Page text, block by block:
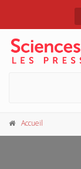
Accueil